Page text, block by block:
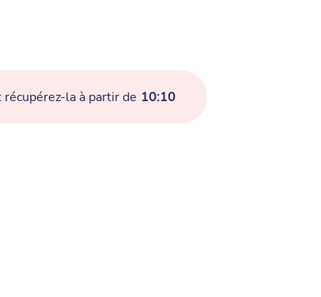
récupérez-la à partir de 10:10